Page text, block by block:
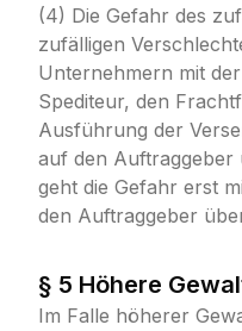
(4) Die Gefahr des
zufälligen
Unternehmern mit
Spediteur, den
Ausführung der
auf den Auftraggeber
geht die Gefahr erst
den Auftraggeber
§ 5 Höhere
Im Falle höherer